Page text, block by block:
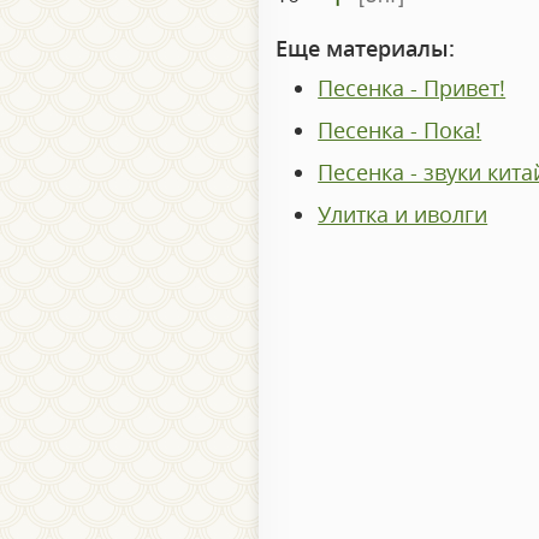
Еще материалы:
Песенка - Привет!
Песенка - Пока!
Песенка - звуки
Улитка и иволги